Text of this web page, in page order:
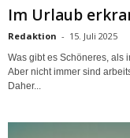
Im Urlaub
Redaktion - 15. Juli 2025
Was gibt es Schöneres, als
Aber nicht immer sind
Daher...